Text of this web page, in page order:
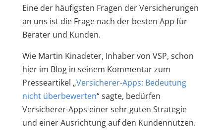
Eine der häufigsten Fragen der Versicherungen
an uns ist die Frage nach der besten App für
Berater und Kunden.
Wie Martin Kinadeter, Inhaber von VSP, schon
hier im Blog in seinem Kommentar zum
Presseartikel „Versicherer-Apps: Bedeutung
nicht überbewerten“ sagte, bedürfen
Versicherer-Apps einer sehr guten Strategie
und einer Ausrichtung auf den Kundennutzen.